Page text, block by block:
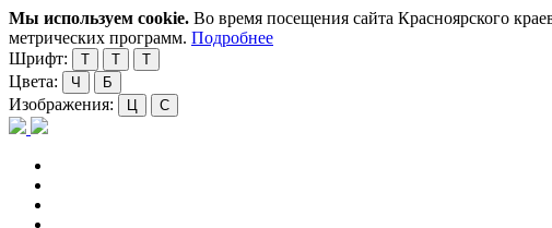
Мы используем cookie. Во время посещения сайта Красноярского
метрических программ. Подробнее
Шрифт:
Т Т Т
Цвета: Ч Б
Изображения: Ц С